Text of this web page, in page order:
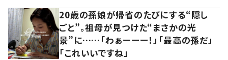
20歳の孫娘が帰省のたびにする“隠し
ごと”。祖母が見つけた“まさかの光
景”に……「わぁーーー！」「最高の孫だ」
「これいいですね」